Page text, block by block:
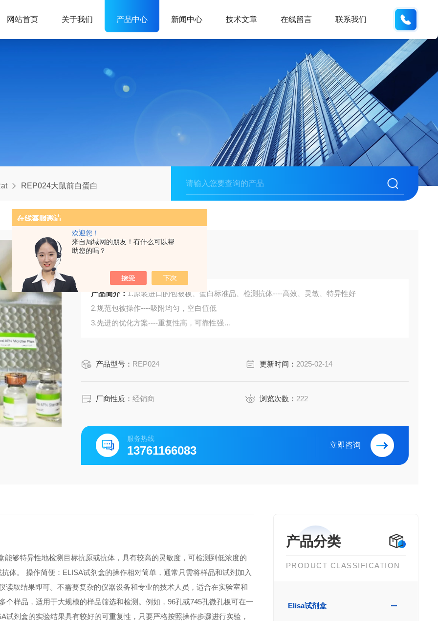
欢迎您！
来自局域网的朋友！有什么可以帮
助您的吗？
网站首页 关于我们 产品中心 新闻中心 技术文章 在线留言 联系我们
REP024大鼠前白蛋白
产品简介： 1.原装进口的包被板、蛋白标准品、检测抗体----高效、灵敏、特异性好
2.规范包被操作----吸附均匀，空白值低
3.先进的优化方案----重复性高，可靠性强
6.检测指标齐全：炎症因子、血管生成素、动脉粥样硬化因子、趋化因子、生长因子、基质金属
368.购买Bogoo ELISA试剂盒可以免费代测。
产品型号： REP024 更新时间： 2025-02-14
厂商性质：经销商 浏览次数： 222
服务热线
13761166083 立即咨询
产品分类
PRODUCT CLASSIFICATION
Elisa试剂盒
够特异性地检测目标抗原或抗体，具有较高的灵敏度，可检测到低浓度的
体。 操作简便：ELISA试剂盒的操作相对简单，通常只需将样品和试剂加入
取结果即可。不需要复杂的仪器设备和专业的技术人员，适合在实验室和
样品，适用于大规模的样品筛选和检测。例如，96孔或745孔微孔板可在一
剂盒的实验结果具有较好的可重复性，只要严格按照操作步骤进行实验，